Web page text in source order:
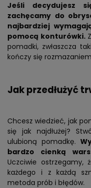
Jeśli decydujesz
zachęcamy do
najbardziej
pomocą konturówki.
pomadki, zwłaszcza
kończy się
Jak przedłużyć
Chcesz wiedzieć, jak
się jak najdłużej?
ulubioną pomadkę.
bardzo cienką
Uczciwie
każdego i z każdą
metoda prób i błędów.